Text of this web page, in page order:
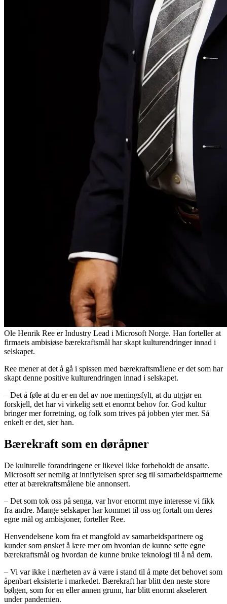
Ole Henrik Ree er Industry Lead i Microsoft Norge. Han forteller at
firmaets ambisiøse bærekraftsmål har skapt kulturendringer innad i
selskapet.
Ree mener at det å gå i spissen med bærekraftsmålene er det som har
skapt denne positive kulturendringen innad i selskapet.
– Det å føle at du er en del av noe meningsfylt, at du utgjør en
forskjell, det har vi virkelig sett et enormt behov for. God kultur
bringer mer forretning, og folk som trives på jobben yter mer. Så
enkelt er det, sier han.
Bærekraft som en døråpner
De kulturelle forandringene er likevel ikke forbeholdt de ansatte.
Microsoft ser nemlig at innflytelsen sprer seg til samarbeidspartnerne
etter at bærekraftsmålene ble annonsert.
– Det som tok oss på senga, var hvor enormt mye interesse vi fikk
fra andre. Mange selskaper har kommet til oss og fortalt om deres
egne mål og ambisjoner, forteller Ree.
Henvendelsene kom fra et mangfold av samarbeidspartnere og
kunder som ønsket å lære mer om hvordan de kunne sette egne
bærekraftsmål og hvordan de kunne bruke teknologi til å nå dem.
– Vi var ikke i nærheten av å være i stand til å møte det behovet som
åpenbart eksisterte i markedet. Bærekraft har blitt den neste store
bølgen, som for en eller annen grunn, har blitt enormt akselerert
under pandemien.